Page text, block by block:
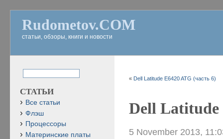
Rudometov.COM
статьи, обзоры, книги и новости
« Dell Latitude E6420 ATG (часть 6)
Dell Latitude
5 November 2013,
СТАТЬИ
Все статьи
Флэш
Процессоры
Материнские платы